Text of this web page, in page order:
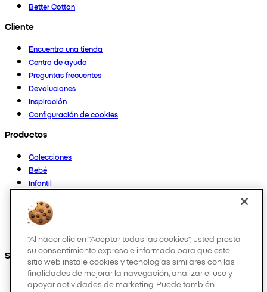
Better Cotton
Cliente
Encuentra una tienda
Centro de ayuda
Preguntas frecuentes
Devoluciones
Inspiración
Configuración de cookies
Productos
Colecciones
Bebé
Infantil
Mujer
Hombre
Otros
Síguenos en:
"Al hacer clic en “Aceptar todas las cookies”, usted presta
su consentimiento expreso e informado para que este
sitio web instale cookies y tecnologías similares con las
finalidades de mejorar la navegación, analizar el uso y
apoyar actividades de marketing. Puede también